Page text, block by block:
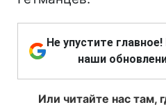
Не упустите
наши
Или читайте нас там,